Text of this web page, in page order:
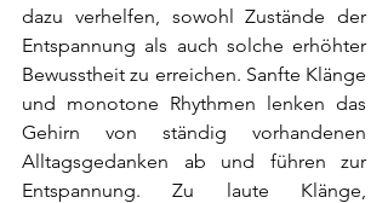
dazu verhelfen, sowohl Zustände der
Entspannung als auch solche erhöhter
Bewusstheit zu erreichen. Sanfte Klänge
und monotone Rhythmen lenken das
Gehirn von ständig vorhandenen
Alltagsgedanken ab und führen zur
Entspannung. Zu laute Klänge,